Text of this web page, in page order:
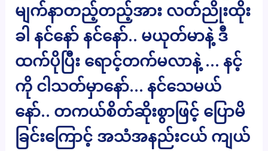
မျက်နာတည့်တည့်အား လတ်ညိုးထိုး
ခါ နင်နော် နင်နော်.. မယုတ်မာနဲ့ ဒီ
ထက်ပိုပြီး ရောင့်တက်မလာနဲ့ … နင့်
ကို ငါသတ်မှာနော်… နင်သေမယ်
နော်.. တကယ်စိတ်ဆိုးစွာဖြင့် ပြောမိ
ခြင်းကြောင့် အသံအနည်းငယ် ကျယ်